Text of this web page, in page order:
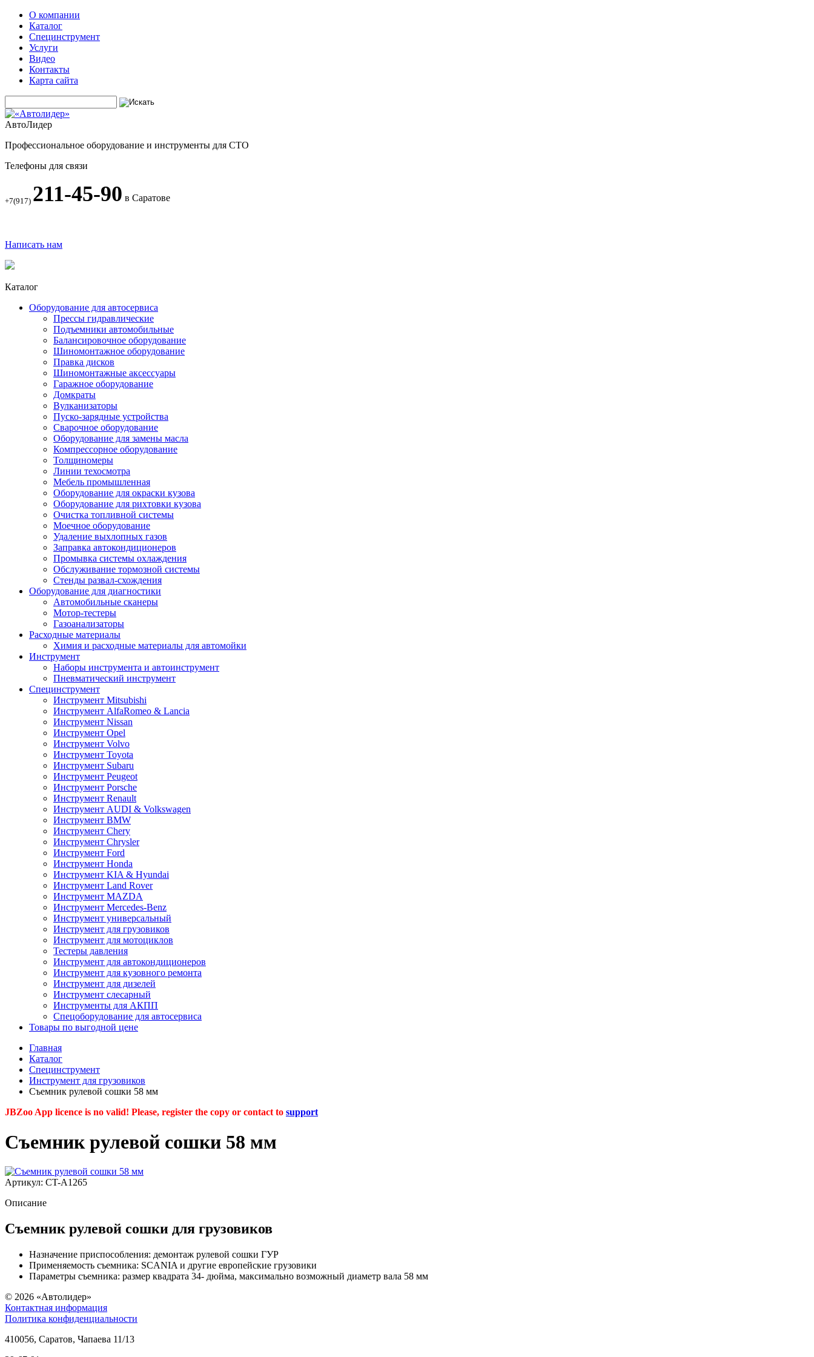
О компании
Каталог
Специнструмент
Услуги
Видео
Контакты
Карта сайта
АвтоЛидер
Профессиональное оборудование и инструменты для СТО
Телефоны для связи
+7(917) 211-45-90 в Саратове
Написать нам
Каталог
Оборудование для автосервиса
Прессы гидравлические
Подъемники автомобильные
Балансировочное оборудование
Шиномонтажное оборудование
Правка дисков
Шиномонтажные аксессуары
Гаражное оборудование
Домкраты
Вулканизаторы
Пуско-зарядные устройства
Сварочное оборудование
Оборудование для замены масла
Компрессорное оборудование
Толщиномеры
Линии техосмотра
Мебель промышленная
Оборудование для окраски кузова
Оборудование для рихтовки кузова
Очистка топливной системы
Моечное оборудование
Удаление выхлопных газов
Заправка автокондиционеров
Промывка системы охлаждения
Обслуживание тормозной системы
Стенды развал-схождения
Оборудование для диагностики
Автомобильные сканеры
Мотор-тестеры
Газоанализаторы
Расходные материалы
Химия и расходные материалы для автомойки
Инструмент
Наборы инструмента и автоинструмент
Пневматический инструмент
Специнструмент
Инструмент Mitsubishi
Инструмент AlfaRomeo & Lancia
Инструмент Nissan
Инструмент Opel
Инструмент Volvo
Инструмент Toyota
Инструмент Subaru
Инструмент Peugeot
Инструмент Porsche
Инструмент Renault
Инструмент AUDI & Volkswagen
Инструмент BMW
Инструмент Chery
Инструмент Chrysler
Инструмент Ford
Инструмент Honda
Инструмент KIA & Hyundai
Инструмент Land Rover
Инструмент MAZDA
Инструмент Mercedes-Benz
Инструмент универсальный
Инструмент для грузовиков
Инструмент для мотоциклов
Тестеры давления
Инструмент для автокондиционеров
Инструмент для кузовного ремонта
Инструмент для дизелей
Инструмент слесарный
Инструменты для АКПП
Спецоборудование для автосервиса
Товары по выгодной цене
Главная
Каталог
Специнструмент
Инструмент для грузовиков
Съемник рулевой сошки 58 мм
JBZoo App licence is no valid! Please, register the copy or contact to support
Съемник рулевой сошки 58 мм
Артикул: CT-A1265
Описание
Съемник рулевой сошки для грузовиков
Назначение приспособления: демонтаж рулевой сошки ГУР
Применяемость съемника: SCANIA и другие европейские грузовики
Параметры съемника: размер квадрата 34- дюйма, максимально возможный диаметр вала 58 мм
© 2026 «Автолидер»
Контактная информация
Политика конфиденциальности
410056, Саратов, Чапаева 11/13